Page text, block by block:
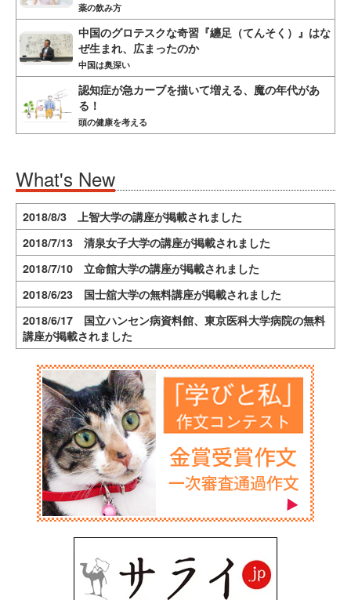
薬の飲み方
中国のグロテスクな奇習『纏足（てんそく）』はな
ぜ生まれ、広まったのか
中国は奥深い
認知症が急カーブを描いて増える、魔の年代があ
る！
頭の健康を考える
What's New
2018/8/3 上智大学の講座が掲載されました
2018/7/13 清泉女子大学の講座が掲載されました
2018/7/10 立命館大学の講座が掲載されました
2018/6/23 国士舘大学の無料講座が掲載されました
2018/6/17 国立ハンセン病資料館、東京医科大学病院の無料
講座が掲載されました